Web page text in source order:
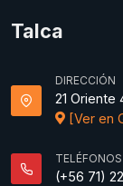
Talca
DIRECCIÓN
21 Oriente
[Ver en
TELÉFONOS
(+56 71)